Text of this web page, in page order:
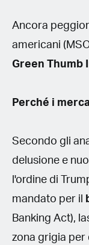
Ancora
americani
Green Thumb
Perché i
Secondo gli
delusione e
l'ordine di
mandato per il
Banking Act),
zona grigia per